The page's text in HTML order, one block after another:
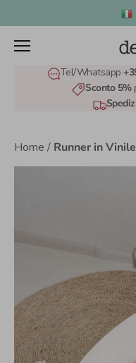
al
contenuto
Tel/Whatsapp
Sconto 5%
Home / Runner in